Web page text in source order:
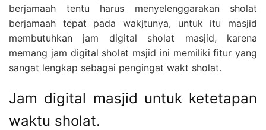
berjamaah tentu harus menyelenggarakan sholat
berjamaah tepat pada wakjtunya, untuk itu masjid
membutuhkan jam digital sholat masjid, karena
memang jam digital sholat msjid ini memiliki fitur yang
sangat lengkap sebagai pengingat wakt sholat.
Jam digital masjid untuk ketetapan
waktu sholat.